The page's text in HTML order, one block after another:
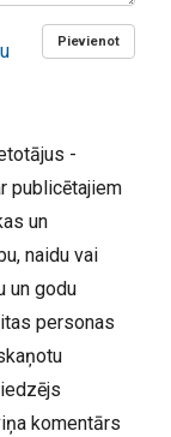
Pievienot
-
publicētajiem
un
naidu vai
un godu
personas
komentārs